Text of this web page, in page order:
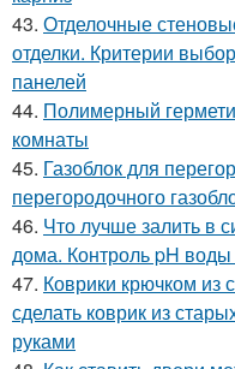
43. Отделочные
отделки. Критерии
панелей
44. Полимерный
комнаты
45. Газоблок для
перегородочного
46. Что лучше залить в
дома. Контроль pH
47. Коврики крючком из
сделать коврик из
руками